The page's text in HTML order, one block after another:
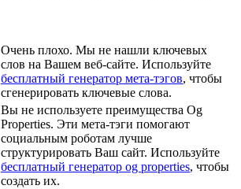
Очень плохо. Мы не нашли ключевых
слов на Вашем веб-сайте. Используйте
бесплатный генератор мета-тэгов, чтобы
сгенерировать ключевые слова.
Вы не используете преимущества Og
Properties. Эти мета-тэги помогают
социальным роботам лучше
структурировать Ваш сайт. Используйте
бесплатный генератор og properties, чтобы
создать их.